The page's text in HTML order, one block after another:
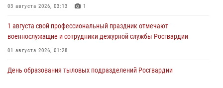
03 августа 2026, 03:13 1
1 августа свой профессиональный праздник отмечают
военнослужащие и сотрудники дежурной службы Росгвардии
01 августа 2026, 01:28
День образования тыловых подразделений Росгвардии